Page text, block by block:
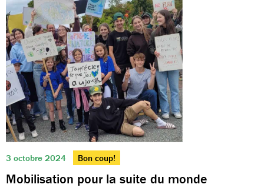
3 octobre 2024 Bon coup!
Mobilisation pour la suite du monde